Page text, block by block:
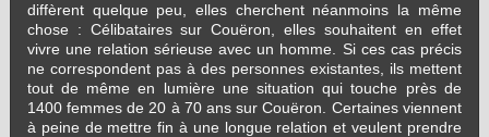
diffèrent quelque peu, elles cherchent néanmoins la même
chose : Célibataires sur Couëron, elles souhaitent en effet
vivre une relation sérieuse avec un homme. Si ces cas précis
ne correspondent pas à des personnes existantes, ils mettent
tout de même en lumière une situation qui touche près de
1400 femmes de 20 à 70 ans sur Couëron. Certaines viennent
à peine de mettre fin à une longue relation et veulent prendre